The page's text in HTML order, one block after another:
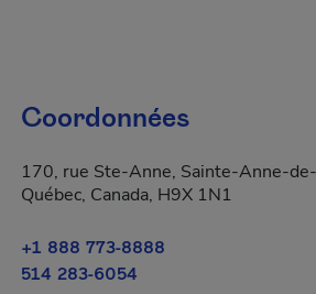
Coordonnées
170, rue Ste-Anne, Sainte-Anne-
Québec, Canada, H9X 1N1
+1 888 773-8888
514 283-6054